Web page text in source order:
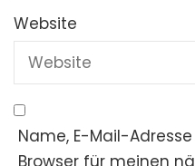
Website
Name, E-Mail-
Browser für meinen